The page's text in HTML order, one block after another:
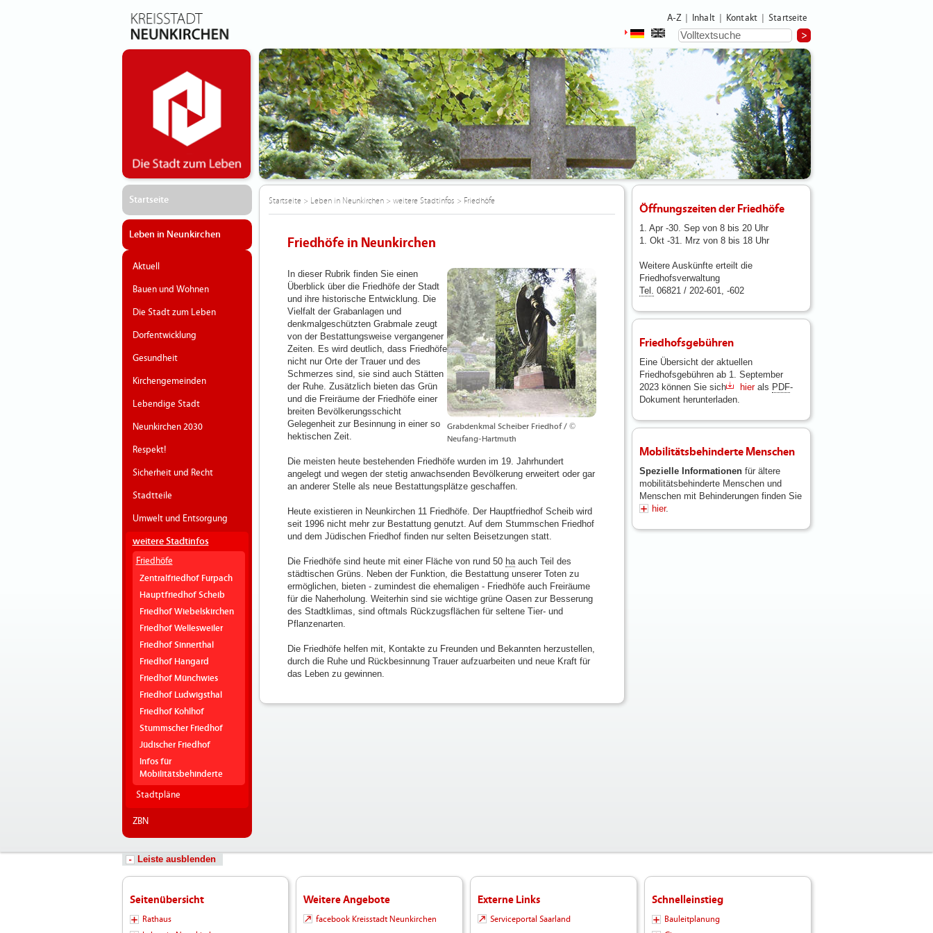
A-Z Inhalt Kontakt Startseite
Startseite
Leben in Neunkirchen
Aktuell
Bauen und Wohnen
Die Stadt zum Leben
Dorfentwicklung
Gesundheit
Kirchengemeinden
Lebendige Stadt
Neunkirchen 2030
Respekt!
Sicherheit und Recht
Stadtteile
Umwelt und Entsorgung
weitere Stadtinfos
Friedhöfe
Zentralfriedhof Furpach
Hauptfriedhof Scheib
Friedhof Wiebelskirchen
Friedhof Wellesweiler
Friedhof Sinnerthal
Friedhof Hangard
Friedhof Münchwies
Friedhof Ludwigsthal
Friedhof Kohlhof
Stummscher Friedhof
Jüdischer Friedhof
Infos für
Mobilitätsbehinderte
Stadtpläne
ZBN
Startseite> Leben in Neunkirchen> weitere Stadtinfos > Friedhöfe
Friedhöfe in Neunkirchen
Grabdenkmal Scheiber Friedhof / ©
Neufang-Hartmuth
In dieser Rubrik finden Sie einen
Überblick über die Friedhöfe der Stadt
und ihre historische Entwicklung. Die
Vielfalt der Grabanlagen und
denkmalgeschützten Grabmale zeugt
von der Bestattungsweise vergangener
Zeiten. Es wird deutlich, dass Friedhöfe
nicht nur Orte der Trauer und des
Schmerzes sind, sie sind auch Stätten
der Ruhe. Zusätzlich bieten das Grün
und die Freiräume der Friedhöfe einer
breiten Bevölkerungsschicht
Gelegenheit zur Besinnung in einer so
hektischen Zeit.
Die meisten heute bestehenden Friedhöfe wurden im 19. Jahrhundert
angelegt und wegen der stetig anwachsenden Bevölkerung erweitert oder gar
an anderer Stelle als neue Bestattungsplätze geschaffen.
Heute existieren in Neunkirchen 11 Friedhöfe. Der Hauptfriedhof Scheib wird
seit 1996 nicht mehr zur Bestattung genutzt. Auf dem Stummschen Friedhof
und dem Jüdischen Friedhof finden nur selten Beisetzungen statt.
Die Friedhöfe sind heute mit einer Fläche von rund 50 haauch Teil des
städtischen Grüns. Neben der Funktion, die Bestattung unserer Toten zu
ermöglichen, bieten - zumindest die ehemaligen - Friedhöfe auch Freiräume
für die Naherholung. Weiterhin sind sie wichtige grüne Oasen zur Besserung
des Stadtklimas, sind oftmals Rückzugsflächen für seltene Tier- und
Pflanzenarten.
Die Friedhöfe helfen mit, Kontakte zu Freunden und Bekannten herzustellen,
durch die Ruhe und Rückbesinnung Trauer aufzuarbeiten und neue Kraft für
das Leben zu gewinnen.
Öffnungszeiten der Friedhöfe
1. Apr -30. Sep von 8 bis 20 Uhr
1. Okt -31. Mrz von 8 bis 18 Uhr
Weitere Auskünfte erteilt die
Friedhofsverwaltung
Tel. 06821 / 202-601, -602
Friedhofsgebühren
Eine Übersicht der aktuellen
Friedhofsgebühren ab 1. September
2023 können Sie sich
hierals PDF-
Dokument herunterladen.
Mobilitätsbehinderte Menschen
Spezielle Informationenfür ältere
mobilitätsbehinderte Menschen und
Menschen mit Behinderungen finden Sie
hier.
Leiste ausblenden
Seitenübersicht
Rathaus
Weitere Angebote
facebook Kreisstadt Neunkirchen
Externe Links
Serviceportal Saarland
Schnelleinstieg
Bauleitplanung